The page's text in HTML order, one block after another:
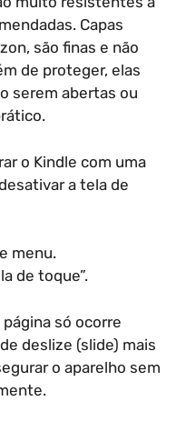
Capas
são finas e não
de proteger, elas
serem abertas ou
o Kindle com uma
a tela de
menu.
de toque”.
só ocorre
deslize (slide) mais
o aparelho sem